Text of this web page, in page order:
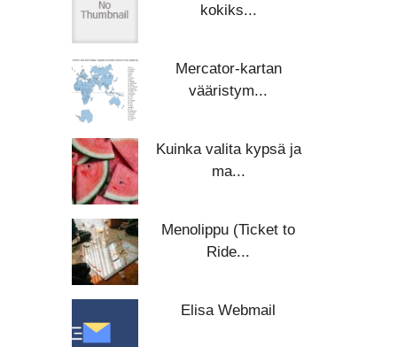
kokiks...
Mercator-kartan
vääristym...
Kuinka valita kypsä ja
ma...
Menolippu (Ticket to
Ride...
Elisa Webmail